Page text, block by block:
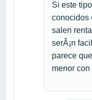
Si este
conocidos
salen
serÃ¡n
parece
menor